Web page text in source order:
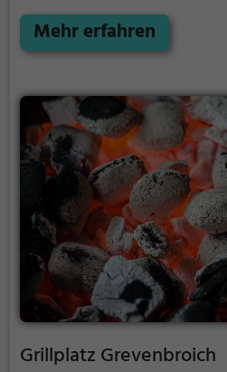
Holzkohle.
Mehr erfahren
Grillplatz Grevenbroich